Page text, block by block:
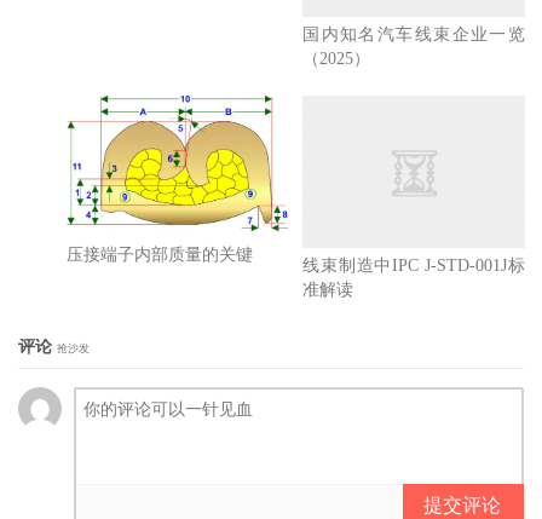
国内知名汽车线束企业一览
（2025）
压接端子内部质量的关键
线束制造中IPC J-STD-001J标
准解读
评论 抢沙发
提交评论